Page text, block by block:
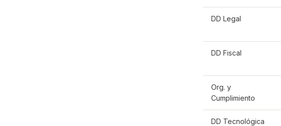
DD Legal
DD Fiscal
Org. y
Cumplimiento
DD Tecnológica